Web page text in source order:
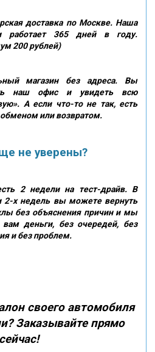
доставка по Москве. Наша
работает 365 дней в году.
200 рублей)
магазин без адреса. Вы
наш офис и увидеть всю
А если что-то не так, есть
обменом или возвратом.
не уверены?
2 недели на тест-драйв. В
2-х недель вы можете вернуть
без объяснения причин и мы
вам деньги, без очередей, без
и без проблем.
своего автомобиля
Заказывайте прямо
сейчас!